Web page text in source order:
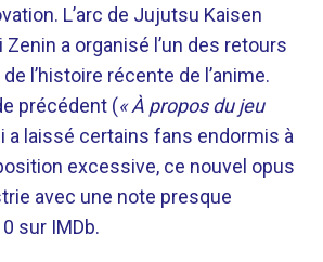
L’arc de Jujutsu Kaisen
Zenin a organisé l’un des retours
l’histoire récente de l’anime.
précédent (« À propos du jeu
a laissé certains fans endormis à
excessive, ce nouvel opus
avec une note presque
sur IMDb.